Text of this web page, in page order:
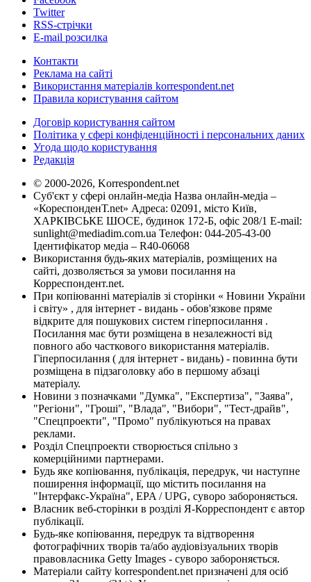
Twitter
RSS-стрічки
E-mail розсилка
Контакти
Реклама на сайті
Використання матеріалів korrespondent.net
Правила користування сайтом
Договір користування сайтом
Політика у сфері конфіденційності і персональних даних
Угода щодо користування
Редакція
© 2000-2026, Korrespondent.net
Суб'єкт у сфері онлайн-медіа Назва онлайн-медіа –
«КореспонденТ.net» Адреса: 02091, місто Київ,
ХАРКІВСЬКЕ ШОСЕ, будинок 172-Б, офіс 208/1 E-mail:
sunlight@mediadim.com.ua Телефон: 044-205-43-00
Ідентифікатор медіа – R40-06068
Використання будь-яких матеріалів, розміщених на
сайті, дозволяється за умови посилання на
Корреспондент.net.
При копіюванні матеріалів зі сторінки « Новини України
і світу» , для інтернет - видань - обов'язкове пряме
відкрите для пошукових систем гіперпосилання .
Посилання має бути розміщена в незалежності від
повного або часткового використання матеріалів.
Гіперпосилання ( для інтернет - видань) - повинна бути
розміщена в підзаголовку або в першому абзаці
матеріалу.
Новини з позначками "Думка", "Експертиза", "Заява",
"Регіони", "Гроші", "Влада", "Вибори", "Тест-драйв",
"Спецпроекти", "Промо" публікуються на правах
реклами.
Розділ Спецпроекти створюється спільно з
комерційними партнерами.
Будь яке копіювання, публікація, передрук, чи наступне
поширення інформації, що містить посилання на
"Інтерфакс-Україна", EPA / UPG, суворо забороняється.
Власник веб-сторінки в розділі Я-Корреспондент є автор
публікації.
Будь-яке копіювання, передрук та відтворення
фотографічних творів та/або аудіовізуальних творів
правовласника Getty Images - суворо забороняється.
Матеріали сайту korrespondent.net призначені для осіб